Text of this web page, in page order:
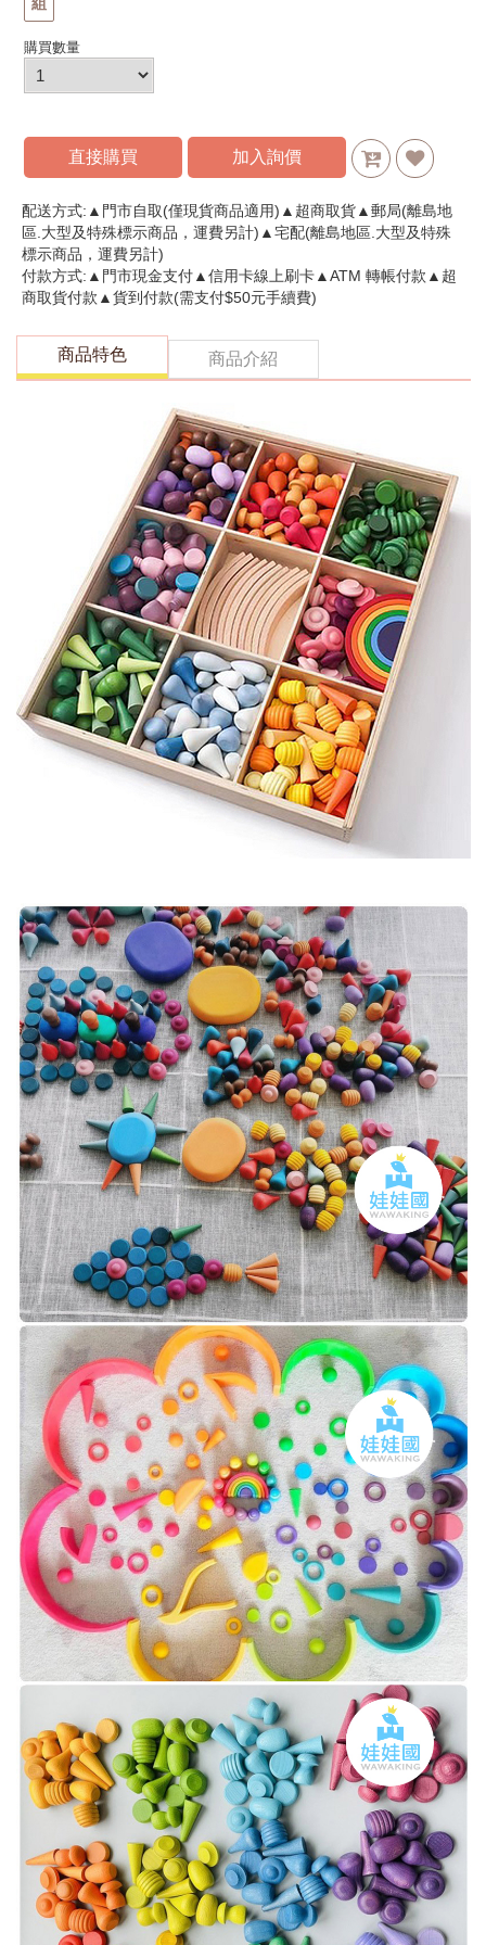
組
購買數量
直接購買 加入詢價
配送方式:▲門市自取(僅現貨商品適用)▲超商取貨▲郵局(離島地
區.大型及特殊標示商品，運費另計)▲宅配(離島地區.大型及特殊
標示商品，運費另計)
付款方式:▲門市現金支付▲信用卡線上刷卡▲ATM 轉帳付款▲超
商取貨付款▲貨到付款(需支付$50元手續費)
商品特色 商品介紹